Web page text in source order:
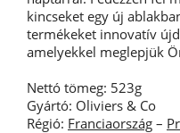
kincseket egy új
termékeket innovatív
amelyekkel meglepjük
Nettó tömeg: 523g
Gyártó: Oliviers & Co
Régió: Franciaország –